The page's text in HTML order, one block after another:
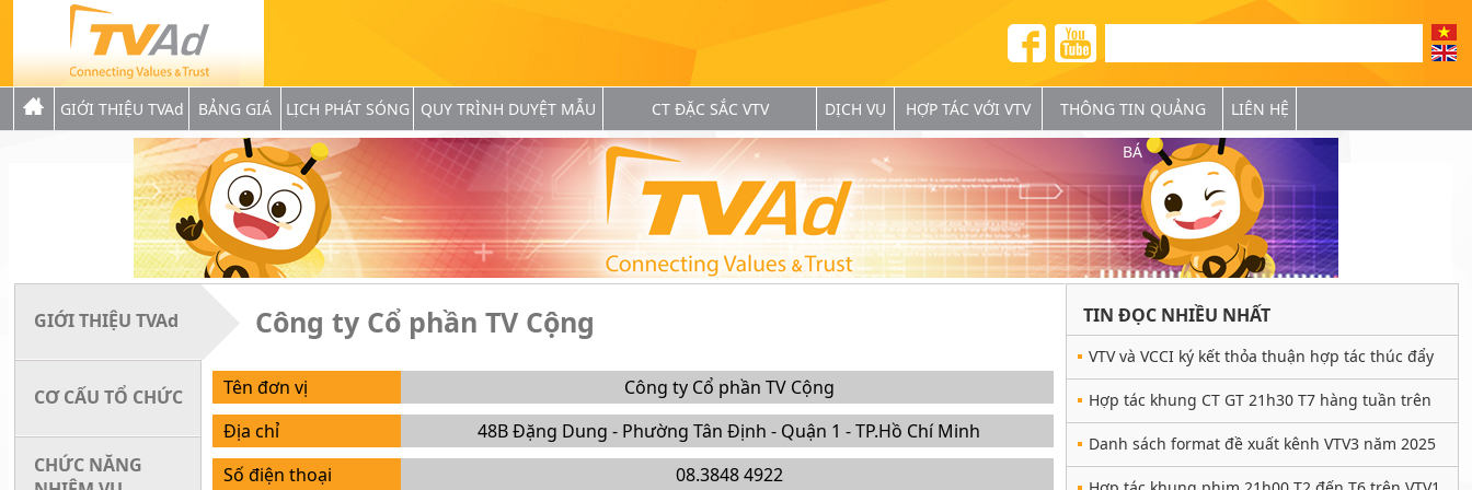
GIỚI THIỆU TVAd BẢNG GIÁ LỊCH PHÁT SÓNG QUY TRÌNH DUYỆT MẪU CT ĐẶC SẮC VTV DỊCH VỤ HỢP TÁC VỚI VTV THÔNG TIN QUẢNG
BÁ
LIÊN HỆ
GIỚI THIỆU TVAd
CƠ CẤU TỔ CHỨC
CHỨC NĂNG
Công ty Cổ phần TV Cộng
Tên đơn vị
Công ty Cổ phần TV Cộng
Địa chỉ
48B Đặng Dung - Phường Tân Định - Quận 1 - TP.Hồ Chí Minh
Số điện thoại
08.3848 4922
TIN ĐỌC NHIỀU NHẤT
VTV và VCCI ký kết thỏa thuận hợp tác thúc đẩy
phát triển doanh nghiệp giai đoạn 2025 - 2028
Hợp tác khung CT GT 21h30 T7 hàng tuần trên
VTV3
Danh sách format đề xuất kênh VTV3 năm 2025